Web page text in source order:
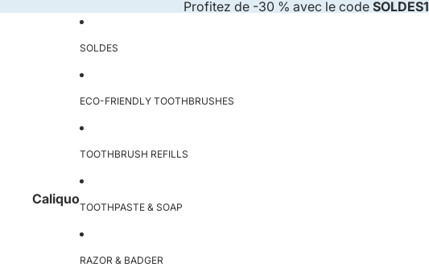
Profitez de -30 % avec le code SOLDES1
Caliquo
SOLDES
ECO-FRIENDLY TOOTHBRUSHES
TOOTHBRUSH REFILLS
TOOTHPASTE & SOAP
RAZOR & BADGER